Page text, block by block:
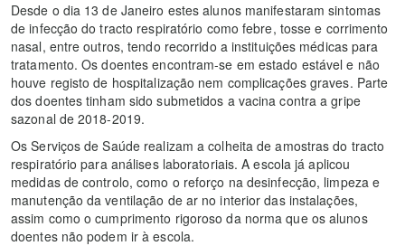
Desde o dia 13 de Janeiro estes alunos manifestaram sintomas
de infecção do tracto respiratório como febre, tosse e corrimento
nasal, entre outros, tendo recorrido a instituições médicas para
tratamento. Os doentes encontram-se em estado estável e não
houve registo de hospitalização nem complicações graves. Parte
dos doentes tinham sido submetidos a vacina contra a gripe
sazonal de 2018-2019.
Os Serviços de Saúde realizam a colheita de amostras do tracto
respiratório para análises laboratoriais. A escola já aplicou
medidas de controlo, como o reforço na desinfecção, limpeza e
manutenção da ventilação de ar no interior das instalações,
assim como o cumprimento rigoroso da norma que os alunos
doentes não podem ir à escola.